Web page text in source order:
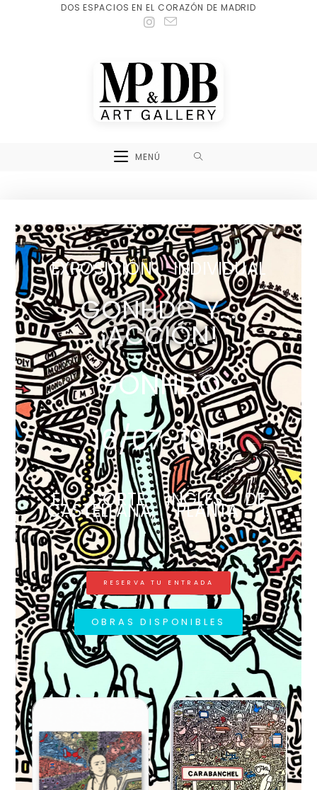
DOS ESPACIOS EN EL CORAZÓN DE MADRID
MENÚ
EXPOSICIÓN INDIVIDUAL
GONHDO Y...
¡ACCIÓN!
GONHDO
16/07-19H
EL CORTE INGLÉS DE
CASTELLANA, PLANTA 1.
RESERVA TU ENTRADA
OBRAS DISPONIBLES